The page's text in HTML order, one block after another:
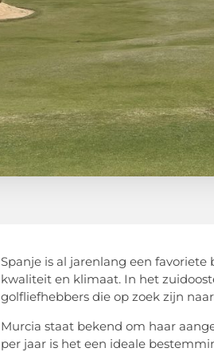
Spanje is al jarenlang een
kwaliteit en klimaat. In het
golfliefhebbers die op zoek zijn
Murcia staat bekend om haar
per jaar is het een ideale